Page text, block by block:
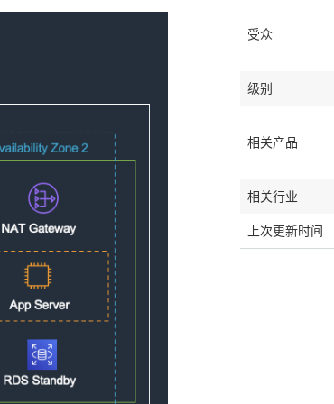
受众
级别
相关产品
相关行业
上次更新时间